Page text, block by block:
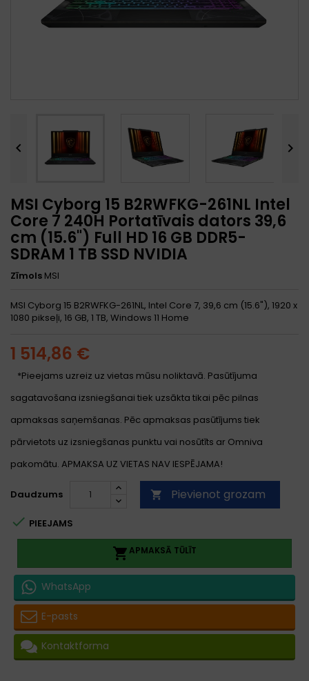
 
MSI Cyborg 15 B2RWFKG-261NL Intel
Core 7 240H Portatīvais dators 39,6
cm (15.6") Full HD 16 GB DDR5-
SDRAM 1 TB SSD NVIDIA
Zīmols MSI
MSI Cyborg 15 B2RWFKG-261NL, Intel Core 7, 39,6 cm (15.6"), 1920 x
1080 pikseļi, 16 GB, 1 TB, Windows 11 Home
1 514,86 €
*Pieejams uzreiz uz vietas mūsu noliktavā. Pasūtījuma
sagatavošana izsniegšanai tiek uzsākta tikai pēc pilnas
apmaksas saņemšanas. Pēc apmaksas pasūtījums tiek
pārvietots uz izsniegšanas punktu vai nosūtīts ar Omniva
pakomātu. APMAKSA UZ VIETAS NAV IESPĒJAMA!
Daudzums  Pievienot grozam
 PIEEJAMS
APMAKSĀ TŪLĪT
WhatsApp
E-pasts
Kontaktforma